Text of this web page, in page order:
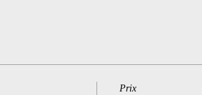
Prix